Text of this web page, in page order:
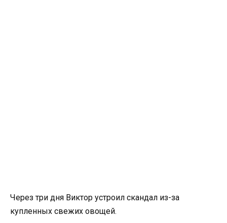
Через три дня Виктор устроил скандал из-за
купленных свежих овощей.